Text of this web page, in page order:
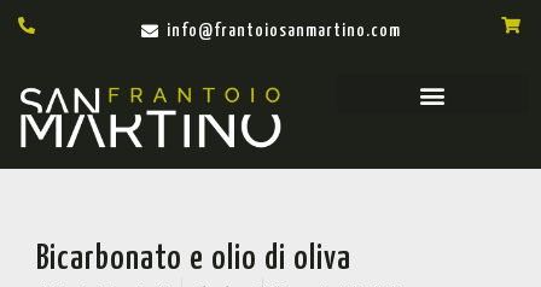
info@frantoiosanmartino.com
Bicarbonato e olio di oliva